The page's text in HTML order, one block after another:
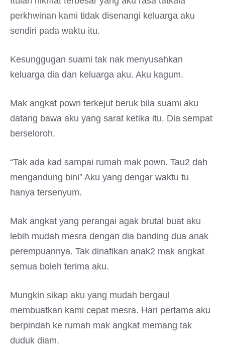
perkhwinan kami tidak disenangi keluarga aku
sendiri pada waktu itu.
Kesunggugan suami tak nak menyusahkan
keluarga dia dan keluarga aku. Aku kagum.
Mak angkat pown terkejut beruk bila suami aku
datang bawa aku yang sarat ketika itu. Dia sempat
berseloroh.
“Tak ada kad sampai rumah mak pown. Tau2 dah
mengandung bini” Aku yang dengar waktu tu
hanya tersenyum.
Mak angkat yang perangai agak brutal buat aku
lebih mudah mesra dengan dia banding dua anak
perempuannya. Tak dinafikan anak2 mak angkat
semua boleh terima aku.
Mungkin sikap aku yang mudah bergaul
membuatkan kami cepat mesra. Hari pertama aku
berpindah ke rumah mak angkat memang tak
duduk diam.